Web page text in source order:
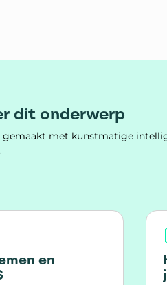
dit onderwerp
gemaakt met kunstmatige
en